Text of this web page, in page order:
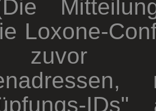
Loxone-
IDs"